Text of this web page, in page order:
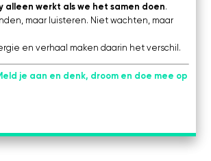
alleen werkt als we het samen doen.
maar luisteren. Niet wachten, maar
en verhaal maken daarin het verschil.
je aan en denk, droom en doe mee op